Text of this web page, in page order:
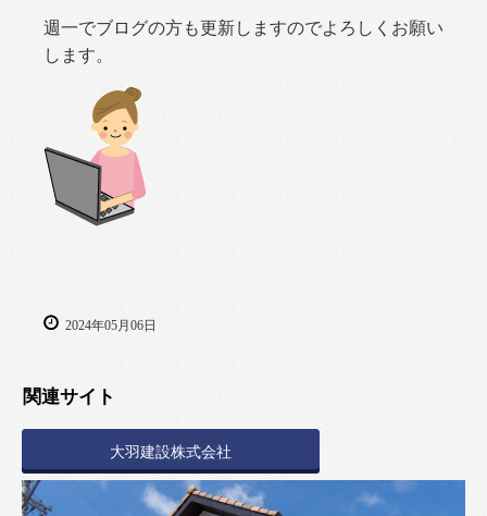
週一でブログの方も更新しますのでよろしくお願い
します。
2024年05月06日
関連サイト
大羽建設株式会社